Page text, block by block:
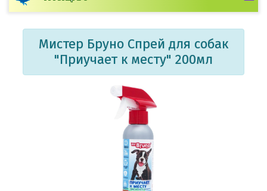
Мистер Бруно Спрей для собак
"Приучает к месту" 200мл